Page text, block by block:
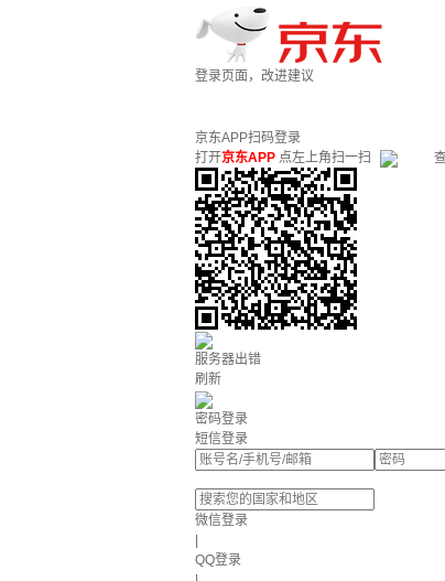
登录页面，改进建议
京东APP扫码登录
打开京东APP 点左上角扫一扫
服务器出错
刷新
密码登录
短信登录
微信登录
QQ登录